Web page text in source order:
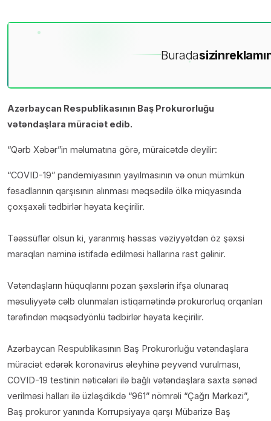
Buradasizin
Azərbaycan Respublikasının Baş Prokurorluğu
vətəndaşlara müraciət edib.
“Qərb Xəbər”in məlumatına görə, müraicətdə deyilir:
“COVID-19” pandemiyasının yayılmasının və onun mümkün
fəsadlarının qarşısının alınması məqsədilə ölkə miqyasında
çoxşaxəli tədbirlər həyata keçirilir.
Təəssüflər olsun ki, yaranmış həssas vəziyyətdən öz şəxsi
maraqları naminə istifadə edilməsi hallarına rast gəlinir.
Vətəndaşların hüquqlarını pozan şəxslərin ifşa olunaraq
məsuliyyətə cəlb olunmaları istiqamətində prokurorluq orqanları
tərəfindən məqsədyönlü tədbirlər həyata keçirilir.
Azərbaycan Respublikasının Baş Prokurorluğu vətəndaşlara
müraciət edərək koronavirus əleyhinə peyvənd vurulması,
COVID-19 testinin nəticələri ilə bağlı vətəndaşlara saxta sənəd
verilməsi halları ilə üzləşdikdə “961” nömrəli “Çağrı Mərkəzi”,
Baş prokuror yanında Korrupsiyaya qarşı Mübarizə Baş